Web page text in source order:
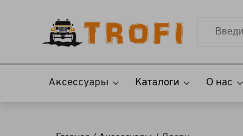
Аксессуары Каталоги О нас